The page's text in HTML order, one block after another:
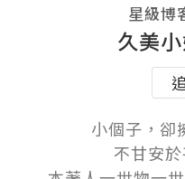
星級博
久美
小個子，卻
不甘安